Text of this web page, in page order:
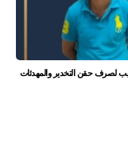
لصرف حقن التخدير والمهدئات